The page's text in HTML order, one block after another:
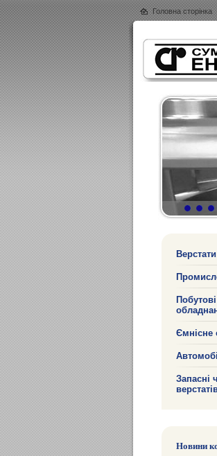
Головна сторінка
Ємнісне
Запасні
Новини